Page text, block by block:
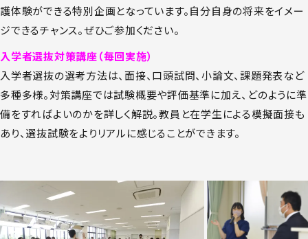
護体験ができる特別企画となっています。自分自身の将来をイメー
ジできるチャンス。ぜひご参加ください。
入学者選抜対策講座（毎回実施）
入学者選抜の選考方法は、面接、口頭試問、小論文、課題発表など
多種多様。対策講座では試験概要や評価基準に加え、どのように準
備をすればよいのかを詳しく解説。教員と在学生による模擬面接も
あり、選抜試験をよりリアルに感じることができます。